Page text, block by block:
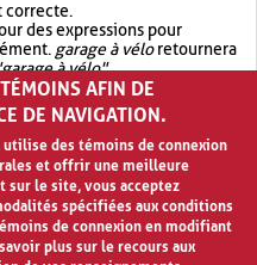
correcte.
des expressions pour
garage à véloretournera
à vélo".
avec OR.garage OR vélo
quegarage à vélo
AFIN DE
DE NAVIGATION.
des témoins de connexion
et offrir une meilleure
sur le site, vous acceptez
spécifiées aux conditions
de connexion en modifiant
plus sur le recours aux